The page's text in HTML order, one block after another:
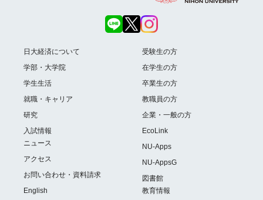
日大経済について
学部・大学院
学生生活
就職・キャリア
研究
入試情報
ニュース
アクセス
お問い合わせ・資料請求
English
受験生の方
在学生の方
卒業生の方
教職員の方
企業・一般の方
EcoLink
NU-Apps
NU-AppsG
図書館
教育情報